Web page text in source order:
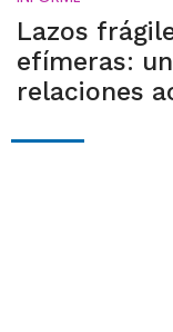
Lazos
efímeras:
relaciones